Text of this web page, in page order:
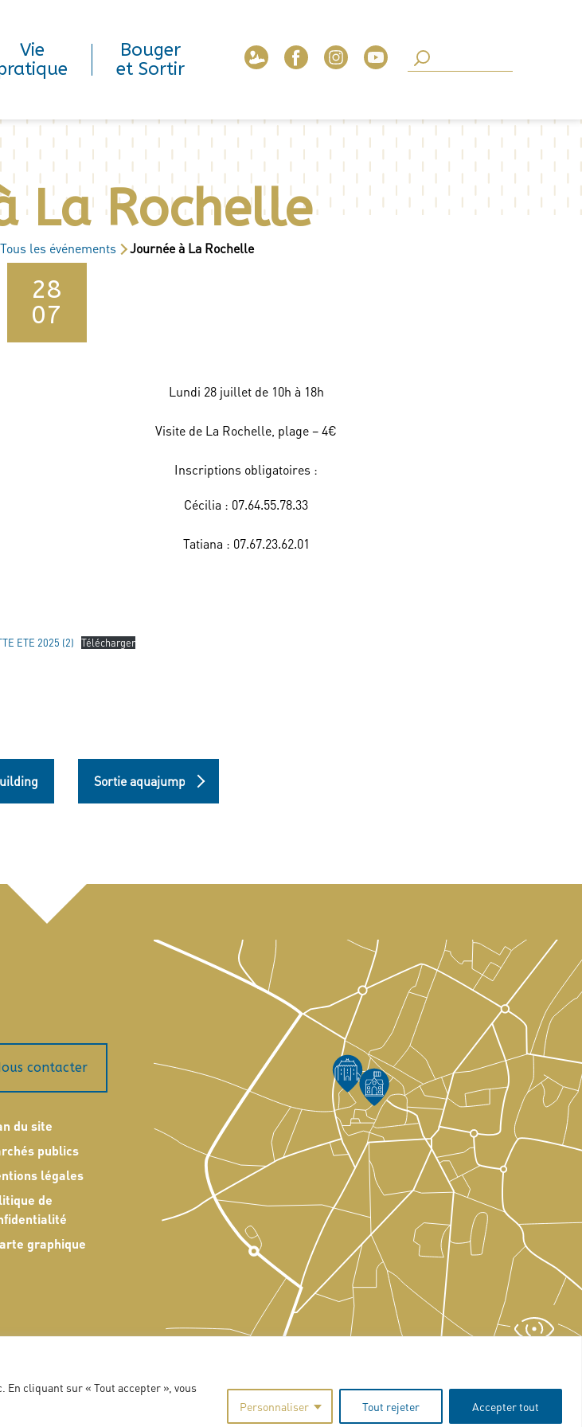
cliquant sur « Tout accepter », vous
Personnaliser Tout rejeter Accepter tout
Vie
Bouger
et Sortir
La Rochelle
Tous les événements Journée à La Rochelle
28
07
Lundi 28 juillet de 10h à 18h
Visite de La Rochelle, plage – 4€
Inscriptions obligatoires :
Cécilia : 07.64.55.78.33
Tatiana : 07.67.23.62.01
ETE 2025 (2) Télécharger
Sortie aquajump
contacter
du site
publics
légales
de
graphique